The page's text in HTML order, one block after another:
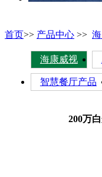
首页>> 产品中心 >>
海康威视
智慧餐厅产品
200万